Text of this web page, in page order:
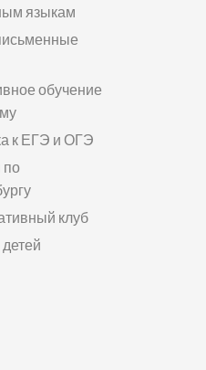
языкам
обучение
к ЕГЭ и ОГЭ
по
клуб